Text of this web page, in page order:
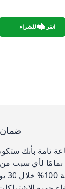
* قابلة
ضمان
تامة بأنك
تمامًا لأي سبب